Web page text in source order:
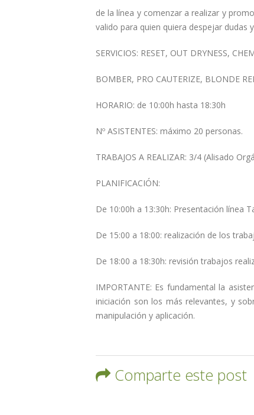
de la línea y comenzar a realizar y
valido para quien quiera despejar dudas
SERVICIOS: RESET, OUT DRYNESS,
BOMBER, PRO CAUTERIZE, BLONDE
HORARIO: de 10:00h hasta 18:30h
Nº ASISTENTES: máximo 20 personas.
TRABAJOS A REALIZAR: 3/4 (Alisado
PLANIFICACIÓN:
De 10:00h a 13:30h: Presentación línea
De 15:00 a 18:00: realización de los
De 18:00 a 18:30h: revisión trabajos
IMPORTANTE: Es fundamental la
iniciación son los más relevantes, y
manipulación y aplicación.
Comparte este post